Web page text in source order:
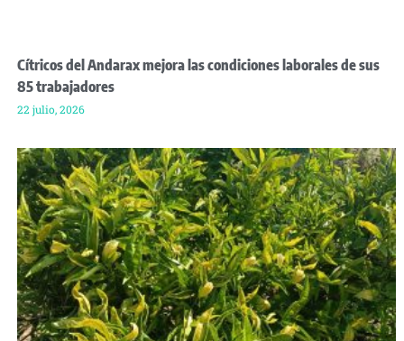
Cítricos del Andarax mejora las condiciones laborales de sus
85 trabajadores
22 julio, 2026